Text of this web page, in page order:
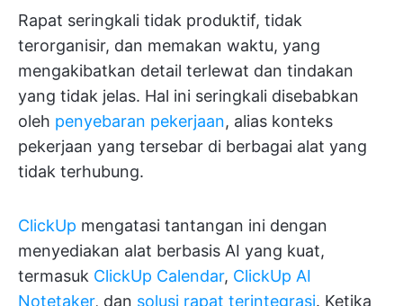
Rapat seringkali tidak produktif, tidak
terorganisir, dan memakan waktu, yang
mengakibatkan detail terlewat dan tindakan
yang tidak jelas. Hal ini seringkali disebabkan
oleh penyebaran pekerjaan, alias konteks
pekerjaan yang tersebar di berbagai alat yang
tidak terhubung.
ClickUp mengatasi tantangan ini dengan
menyediakan alat berbasis AI yang kuat,
termasuk ClickUp Calendar, ClickUp AI
Notetaker, dan solusi rapat terintegrasi. Ketika